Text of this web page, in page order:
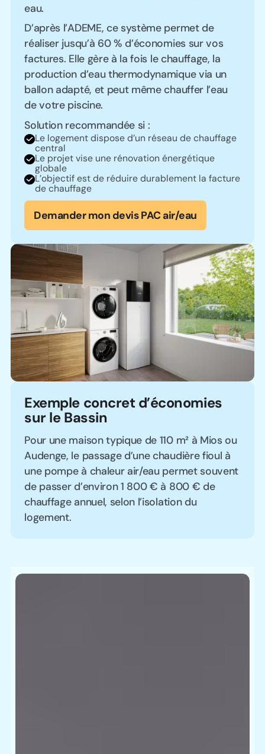
eau.
D’après l’ADEME, ce système permet de
réaliser jusqu’à 60 % d’économies sur vos
factures. Elle gère à la fois le chauffage, la
production d’eau thermodynamique via un
ballon adapté, et peut même chauffer l’eau
de votre piscine.
Solution recommandée si :
Le logement dispose d’un réseau de chauffage
central
Le projet vise une rénovation énergétique
globale
L’objectif est de réduire durablement la facture
de chauffage
Demander mon devis PAC air/eau
Exemple concret d’économies
sur le Bassin
Pour une maison typique de 110 m² à Mios ou
Audenge, le passage d’une chaudière fioul à
une pompe à chaleur air/eau permet souvent
de passer d’environ 1 800 € à 800 € de
chauffage annuel, selon l’isolation du
logement.